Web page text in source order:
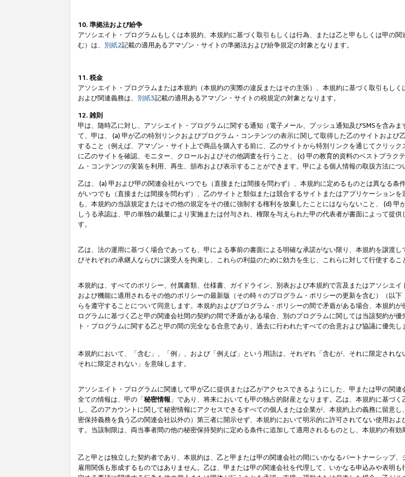
10. 準拠法および紛争
アソシエイト・プログラムもしくは本規約、本規約に基づく取引もしくは行為、または乙と甲もしくは甲の
む）は、 別紙2記載の適用あるアマゾン・サイトの準拠法および紛争規定の対象となります。
11. 税金
アソシエイト・プログラムまたは本規約（本規約の実際の違反またはその主張）、本規約に基づく取引もし
および関連義務は、 別紙3記載の適用あるアマゾン・サイトの税規定の対象となります。
12. 雑則
甲は、随時乙に対し、アソシエイト・プログラムに関する通知（電子メール、プッシュ通知及びSMSを含み
て、甲は、 (a) 甲が乙の特別リンクおよびプログラム・コンテンツの表示に関して取得した乙のサイトおよ
すること（例えば、アマゾン・サイト上で商品を購入する前に、乙のサイトから特別リンクを通じてクリッ
に乙のサイトを確認、モニター、クロールおよびその他調査を行うこと、 (c) 甲の教育的資料のベストプラ
ム・コンテンツの実装を利用、再生、頒布および表示することができます。甲による個人情報の取扱方法につ
乙は、 (a) 甲および甲の関連会社がいつでも（直接または間接を問わず）、本規約に定めるものとは異なる
がいつでも（直接または間接を問わず）、乙のサイトと類似または競合するサイトまたはアプリケーション
も、本規約の当該規定またはその他の規定をその後に強制する権利を放棄したことにはならないこと、 (d)
しうる承認は、甲の単独の裁量により実施または付与され、権限を与えられた甲の代表者が書面によって提
す。
乙は、法の運用に基づく場合であっても、甲による事前の書面による明確な承諾がない限り、本規約を譲渡
びそれぞれの承継人ならびに譲受人を拘束し、これらの利益のために効力を生じ、これらに対して行使するこ
本規約は、すべてのポリシー、付属書類、仕様書、ガイドライン、別表および本規約で言及またはアソシエ
および機能に適用されるその他のポリシーの最新版（その時々のプログラム・ポリシーの更新を含む）（以下
らを遵守することについて同意します。本規約およびプログラム・ポリシーの間で矛盾がある場合、本規約
ログラムに基づく乙と甲の関連会社間の契約の間で矛盾がある場合、別のプログラムに関しては当該契約が
ト・プログラムに関する乙と甲の間の完全なる合意であり、過去に行われたすべての合意および協議に優先し
本規約において、「含む」、「例」、および「例えば」という用語は、それぞれ「含むが、それに限定され
それに限定されない」を意味します。
アソシエイト・プログラムに関連して甲が乙に提供または乙がアクセスできるようにした、甲または甲の関
全ての情報は、甲の「秘密情報 」であり、将来においても甲の独占的財産となります。乙は、本規約に基づ
し、乙のアカウントに関して秘密情報にアクセスできるすべての個人または企業が、本規約上の義務に留意
密保持義務を負う乙の関連会社以外の）第三者に開示せず、本規約において明示的に許可されてない使用お
す。当該制限は、両当事者間の他の秘密保持契約に定める条件に追加して適用されるものとし、本規約の有効
乙と甲とは独立した契約者であり、本規約は、乙と甲または甲の関連会社の間にいかなるパートナーシップ
雇用関係も形成するものではありません。乙は、甲または甲の関連会社を代理して、いかなる申込みや表明